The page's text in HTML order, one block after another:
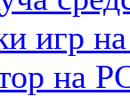
игр
на